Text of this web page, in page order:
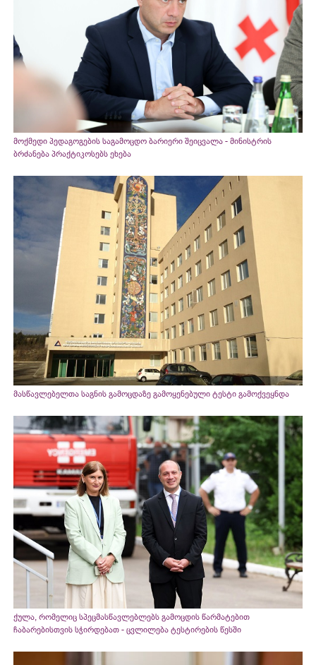
მოქმედი პედაგოგების საგამოცდო ბარიერი შეიცვალა - მინისტრის
ბრძანება პრაქტიკოსებს ეხება
მასწავლებელთა საგნის გამოცდაზე გამოყენებული ტესტი გამოქვეყნდა
ქულა, რომელიც სპეცმასწავლებლებს გამოცდის წარმატებით
ჩაბარებისთვის სჭირდებათ - ცვლილება ტესტირების წესში